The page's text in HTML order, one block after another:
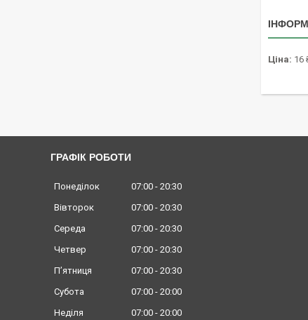
Ціна: 16
ГРАФІК РОБОТИ
Понеділок 07:00
20:30
Вівторок
07:00
20:30
Середа
07:00
20:30
Четвер
07:00
20:30
Пʼятниця
07:00
20:30
Субота
07:00
20:00
Неділя
07:00 20:00